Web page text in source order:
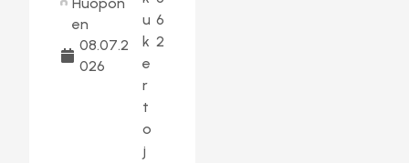
en
08.07.2
026
u
k
e
r
t
o
j
6
2